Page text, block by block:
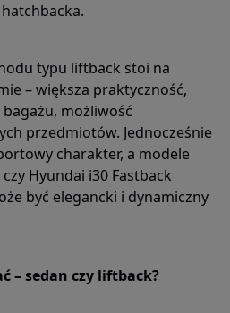
typu liftback stoi na
– większa praktyczność,
możliwość
przedmiotów. Jednocześnie
charakter, a modele
Hyundai i30 Fastback
być elegancki i dynamiczny
– sedan czy liftback?